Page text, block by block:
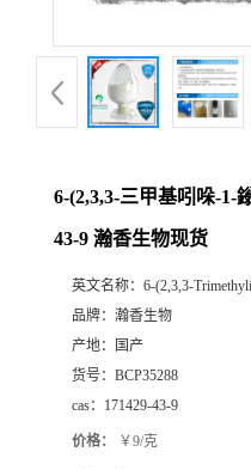
6-(2,3,3-三甲基吲哚-1-
43-9 瀚香生物现货
英文名称： 6-(2,3,3-
品牌： 瀚香生物
产地：
国产
货号： BCP35288
cas： 171429-43-9
价格： ￥9/克